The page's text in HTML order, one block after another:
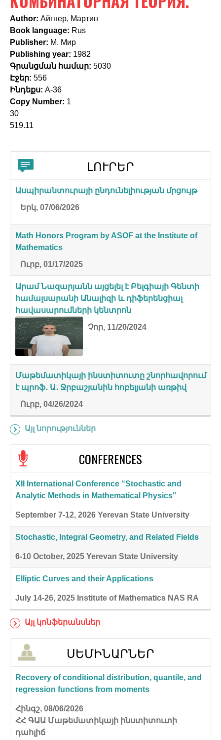
h
f
o
r
m
Author: Айгнер, Мартин
Book language: Rus
Publisher: М. Мир
Publishing year: 1982
Գրանցման համար: 5030
Էջեր: 556
Ինդեքս: А-36
Copy Number: 1
30
519.11
ԼՈՒՐԵՐ
Ասպիրանտուրայի ընդունելիության մրցույթ
Երկ, 07/06/2026
Math Honors Program by ASOF at the Institute of
Mathematics
Ուրբ, 01/17/2025
Արամ Նազարյանն այցելել է Բելգիայի Գենտի
համալսարանի Անալիզի և դիֆերենցիալ
հավասարումների կենտրոն
Չոր, 11/20/2024
Մաթեմատիկայի ինստիտուտը շնորհավորում
է պրոֆ․ Ա․ Ջրբաշյանին հոբելյանի առթիվ
Ուրբ, 04/26/2024
Այլ նորություններ
CONFERENCES
XII International Conference “Stochastic and
Analytic Methods in Mathematical Physics"
September 7-12, 2026 Yerevan State University
Stochastic, Integral Geometry, and Related Fields
6-10 October, 2025 Yerevan State University
Elliptic Curves and their Applications
July 14-26, 2025 Institute of Mathematics NAS RA
Այլ կոնֆերանսներ
ՍԵՄԻՆԱՐՆԵՐ
Recovery of conditional distribution, quantile, and
regression functions from moments
Հինգշ, 08/06/2026
ՀՀ ԳԱԱ Մաթեմատիկայի ինստիտուտի
դահլիճ